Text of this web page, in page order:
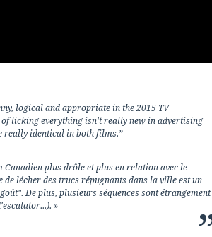
logical and appropriate in the 2015 TV
of licking everything isn't really new in advertising
really identical in both films.”
Canadien plus drôle et plus en relation avec le
lécher des trucs répugnants dans la ville est un
De plus, plusieurs séquences sont étrangement
»